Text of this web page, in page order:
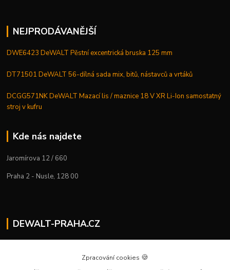
NEJPRODÁVANĚJŠÍ
DWE6423 DeWALT Pěstní excentrická bruska 125 mm
DT71501 DeWALT 56-dílná sada mix, bitů, nástavců a vrtáků
DCGG571NK DeWALT Mazací lis / maznice 18 V XR Li-Ion samostatný
stroj v kufru
Kde nás najdete
Jaromírova 12 / 660
Praha 2 - Nusle, 128 00
DEWALT-PRAHA.CZ
+420 224 936 535
Zpracování cookies 🍪